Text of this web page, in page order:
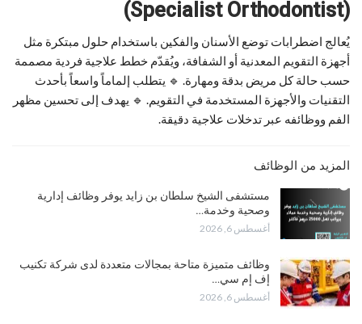
(Specialist Orthodontist)
يُعالج اضطرابات توضع الأسنان والفكين باستخدام حلول مبتكرة مثل
أجهزة التقويم المعدنية أو الشفافة، ويُقدّم خطط علاجية فردية مصممة
حسب حالة كل مريض بدقة ومهارة. 🔹 يتطلب إلماماً واسعاً بأحدث
التقنيات والأجهزة المستخدمة في التقويم. 🔹 يهدف إلى تحسين مظهر
الفم ووظائفه عبر تدخلات علاجية دقيقة.
المزيد من الوظائف
مستشفى الشيخ سلطان بن زايد يوفر وظائف إدارية
وصحية وخدمة…
أغسطس 6, 2026
وظائف متميزة متاحة بمجالات متعددة لدى شركة تكنيب
إف إم سي…
أغسطس 6, 2026